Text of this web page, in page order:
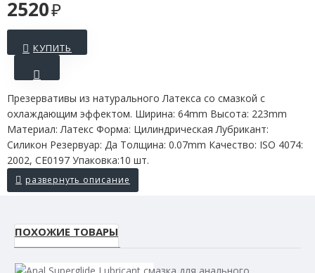
2520
КУПИТЬ
Презервативы из натурального Латекса со смазкой с
охлаждающим эффектом. Ширина: 64mm Высота: 223mm
Материал: Латекс Форма: Цилиндрическая Лубрикант:
Силикон Резервуар: Да Толщина: 0.07mm Качество: ISO 4074:
2002, CE0197 Упаковка:10 шт.
ПОХОЖИЕ ТОВАРЫ